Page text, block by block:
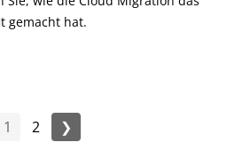
gemacht hat.
1 2 ❯